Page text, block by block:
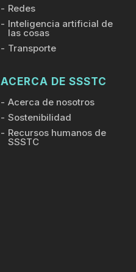
Redes
Inteligencia artificial de
las cosas
Transporte
ACERCA DE SSSTC
Acerca de nosotros
Sostenibilidad
Recursos humanos de
SSSTC